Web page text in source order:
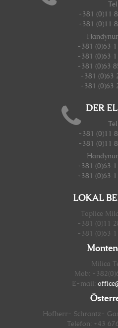
+381 (0)11
+381 (0)11
+381 (0)63
+381 (0)63
+381 (0)63
+381 (0)63
+381 (0)63
DER
+381 (0)11
+381 (0)11
+381 (0)63
+381 (0)63
LOKAL
Toplice
+381 (0)11
+381 (0)63
Milica
Mob:
E-mail:
Hofherr- Schrantz-
Telefon: +43